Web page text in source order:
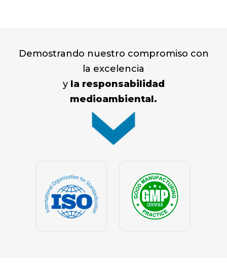
Demostrando nuestro compromiso con
la excelencia
y la responsabilidad
medioambiental.